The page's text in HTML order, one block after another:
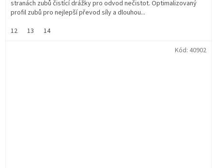
stranách zubů čistící drážky pro odvod nečistot. Optimalizovaný
profil zubů pro nejlepší převod síly a dlouhou...
12
13 14
Kód: 40902